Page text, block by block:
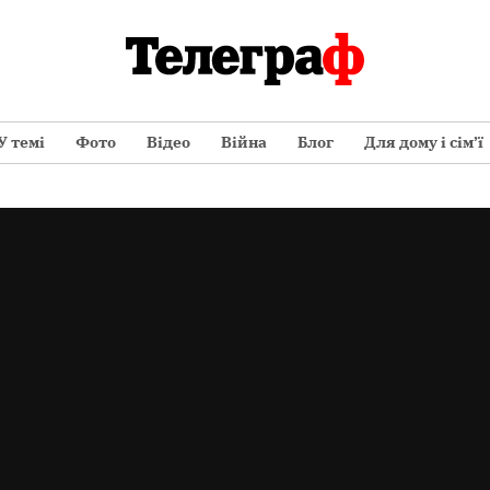
темі Фото Відео Війна Блог Для дому і сім’ї